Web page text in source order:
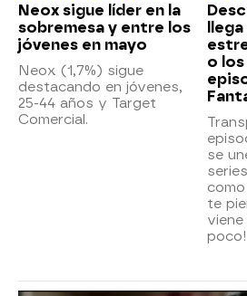
Neox sigue líder en la
sobremesa y entre los
jóvenes en mayo
Neox (1,7%) sigue
destacando en jóvenes,
25-44 años y Target
Comercial.
o
se
te
poco!